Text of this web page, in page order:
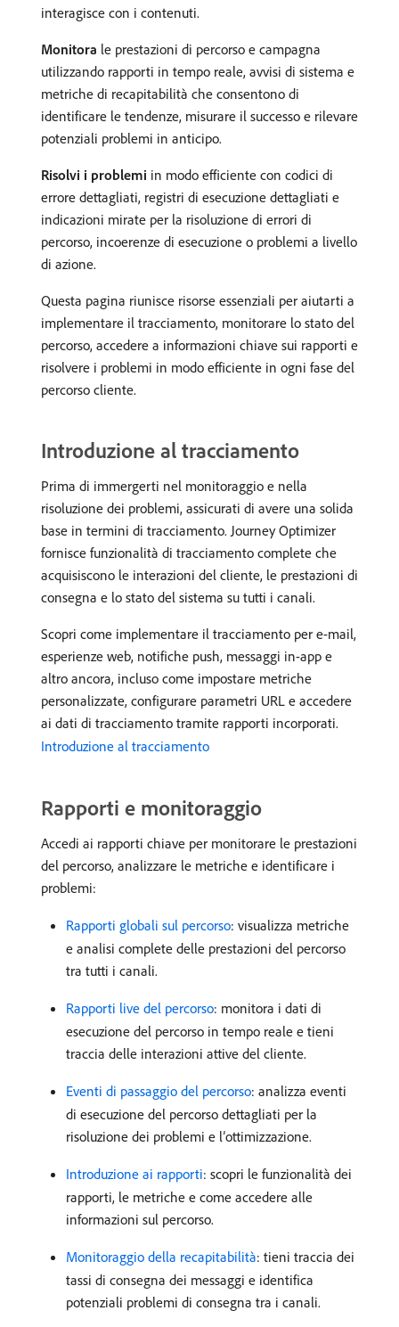
interagisce con i contenuti.
Monitora le prestazioni di percorso e campagna
utilizzando rapporti in tempo reale, avvisi di sistema e
metriche di recapitabilità che consentono di
identificare le tendenze, misurare il successo e rilevare
potenziali problemi in anticipo.
Risolvi i problemi in modo efficiente con codici di
errore dettagliati, registri di esecuzione dettagliati e
indicazioni mirate per la risoluzione di errori di
percorso, incoerenze di esecuzione o problemi a livello
di azione.
Questa pagina riunisce risorse essenziali per aiutarti a
implementare il tracciamento, monitorare lo stato del
percorso, accedere a informazioni chiave sui rapporti e
risolvere i problemi in modo efficiente in ogni fase del
percorso cliente.
Introduzione al tracciamento
Prima di immergerti nel monitoraggio e nella
risoluzione dei problemi, assicurati di avere una solida
base in termini di tracciamento. Journey Optimizer
fornisce funzionalità di tracciamento complete che
acquisiscono le interazioni del cliente, le prestazioni di
consegna e lo stato del sistema su tutti i canali.
Scopri come implementare il tracciamento per e-mail,
esperienze web, notifiche push, messaggi in-app e
altro ancora, incluso come impostare metriche
personalizzate, configurare parametri URL e accedere
ai dati di tracciamento tramite rapporti incorporati.
Introduzione al tracciamento
Rapporti e monitoraggio
Accedi ai rapporti chiave per monitorare le prestazioni
del percorso, analizzare le metriche e identificare i
problemi:
Rapporti globali sul percorso: visualizza metriche
e analisi complete delle prestazioni del percorso
tra tutti i canali.
Rapporti live del percorso: monitora i dati di
esecuzione del percorso in tempo reale e tieni
traccia delle interazioni attive del cliente.
Eventi di passaggio del percorso: analizza eventi
di esecuzione del percorso dettagliati per la
risoluzione dei problemi e l’ottimizzazione.
Introduzione ai rapporti: scopri le funzionalità dei
rapporti, le metriche e come accedere alle
informazioni sul percorso.
Monitoraggio della recapitabilità: tieni traccia dei
tassi di consegna dei messaggi e identifica
potenziali problemi di consegna tra i canali.